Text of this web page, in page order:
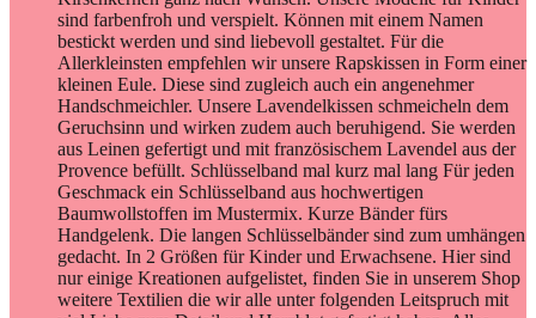
sind farbenfroh und verspielt. Können mit einem Namen
bestickt werden und sind liebevoll gestaltet. Für die
Allerkleinsten empfehlen wir unsere Rapskissen in Form einer
kleinen Eule. Diese sind zugleich auch ein angenehmer
Handschmeichler. Unsere Lavendelkissen schmeicheln dem
Geruchsinn und wirken zudem auch beruhigend. Sie werden
aus Leinen gefertigt und mit französischem Lavendel aus der
Provence befüllt. Schlüsselband mal kurz mal lang Für jeden
Geschmack ein Schlüsselband aus hochwertigen
Baumwollstoffen im Mustermix. Kurze Bänder fürs
Handgelenk. Die langen Schlüsselbänder sind zum umhängen
gedacht. In 2 Größen für Kinder und Erwachsene. Hier sind
nur einige Kreationen aufgelistet, finden Sie in unserem Shop
weitere Textilien die wir alle unter folgenden Leitspruch mit